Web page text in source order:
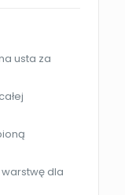
usta za
dla